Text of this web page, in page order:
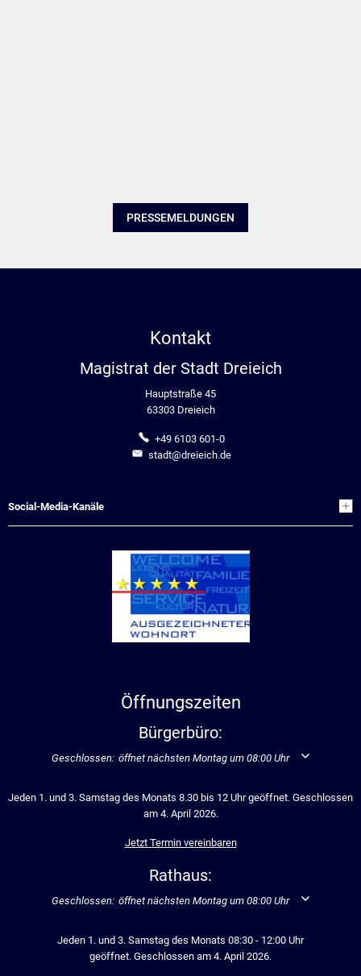
PRESSEMELDUNGEN
Kontakt
Magistrat der Stadt Dreieich
Hauptstraße 45
63303 Dreieich
+49 6103 601-0
stadt@dreieich.de
Social-Media-Kanäle
Öffnungszeiten
Bürgerbüro:
Klicken, um weitere Öffnungs- oder Schließzeiten auszublenden
Geschlossen: öffnet nächsten Montag um 08:00 Uhr
Jeden 1. und 3. Samstag des Monats 8.30 bis 12 Uhr geöffnet. Geschlossen
am 4. April 2026.
Jetzt Termin vereinbaren
Rathaus:
Klicken, um weitere Öffnungs- oder Schließzeiten auszublenden
Geschlossen: öffnet nächsten Montag um 08:00 Uhr
Jeden 1. und 3. Samstag des Monats 08:30 - 12:00 Uhr
geöffnet. Geschlossen am 4. April 2026.